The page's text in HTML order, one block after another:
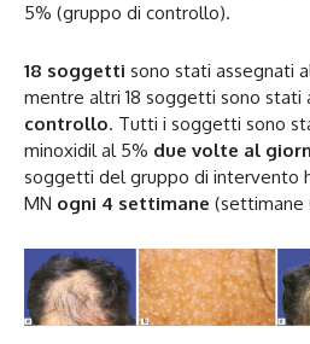
5% (gruppo di controllo).
18 soggetti sono stati assegnati
mentre altri 18 soggetti sono stati
controllo. Tutti i soggetti sono
minoxidil al 5% due volte al
soggetti del gruppo di intervento
MN ogni 4 settimane (settimane